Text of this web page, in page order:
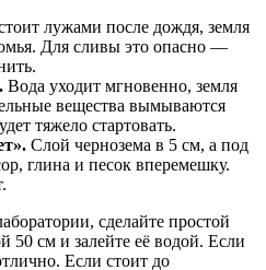
лужами после дождя, земля
Для сливы это опасно —
Вода уходит мгновенно, земля
вещества вымываются
тяжело стартовать.
Слой чернозема в 5 см, а под
глина и песок вперемешку.
сделайте простой
50 см и залейте её водой. Если
Если стоит до